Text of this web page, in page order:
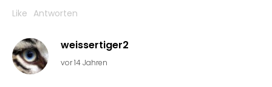
Like Antworten
weissertiger2
vor 14 Jahren